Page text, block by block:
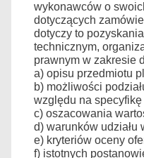
wykonawców o
dotyczących
dotyczy to
technicznym,
prawnym w zakresie
a) opisu przedmiotu
b) możliwości
względu na
c) oszacowania
d) warunków udziału
e) kryteriów oceny
f) istotnych